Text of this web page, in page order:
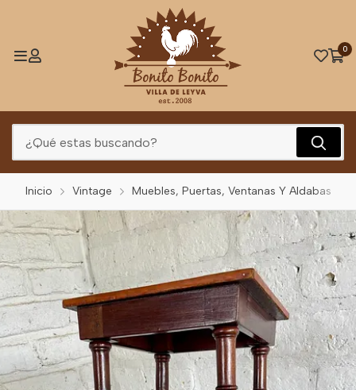
0
Inicio Vintage Muebles, Puertas, Ventanas Y Aldabas